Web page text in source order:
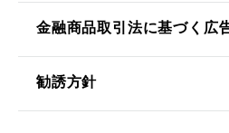
金融商品取引法に基づく広
勧誘方針